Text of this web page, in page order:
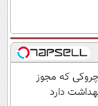
که مجوز
دارد